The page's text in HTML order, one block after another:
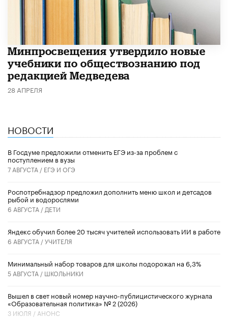
Минпросвещения утвердило новые
учебники по обществознанию под
редакцией Медведева
28 АПРЕЛЯ
НОВОСТИ
В Госдуме предложили отменить ЕГЭ из-за проблем с
поступлением в вузы
7 АВГУСТА / ЕГЭ И ОГЭ
Роспотребнадзор предложил дополнить меню школ и детсадов
рыбой и водорослями
6 АВГУСТА / ДЕТИ
​Яндекс обучил более 20 тысяч учителей использовать ИИ в работе
6 АВГУСТА /УЧИТЕЛЯ
Минимальный набор товаров для школы подорожал на 6,3%
5 АВГУСТА / ШКОЛЬНИКИ
Вышел в свет новый номер научно-публицистического журнала
«Образовательная политика» № 2 (2026)
3 ИЮЛЯ / АНОНС